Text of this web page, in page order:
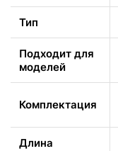
Тип
Подходит для
моделей
Комплектация
Длина